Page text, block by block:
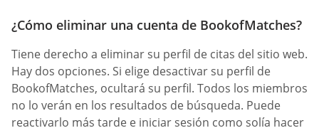
¿Cómo eliminar una cuenta de BookofMatches?
Tiene derecho a eliminar su perfil de citas del sitio web.
Hay dos opciones. Si elige desactivar su perfil de
BookofMatches, ocultará su perfil. Todos los miembros
no lo verán en los resultados de búsqueda. Puede
reactivarlo más tarde e iniciar sesión como solía hacer